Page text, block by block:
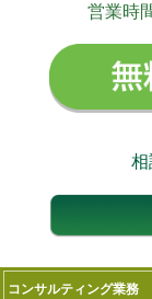
営業時
相
コンサルティング業務